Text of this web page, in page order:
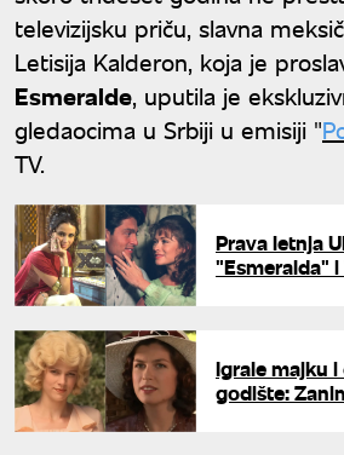
televizijsku priču, slavna
Letisija Kalderon, koja je
Esmeralde, uputila je
gledaocima u Srbiji u emisiji "
TV.
Prava letnja
"Esmeralda"
Igrale majku i
godište: